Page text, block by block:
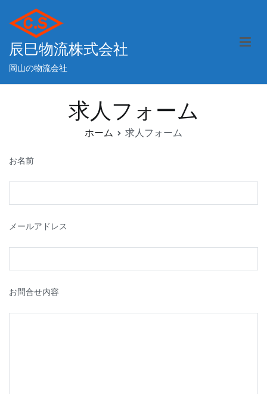
辰巳物流株式会社
岡山の物流会社
求人フォーム
ホーム 求人フォーム
お名前
メールアドレス
お問合せ内容